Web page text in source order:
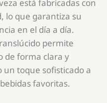
está fabricadas con
lo que garantiza su
en el día a día.
permite
de forma clara y
toque sofisticado a
favoritas.